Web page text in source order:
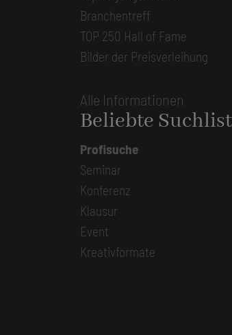
Branchentreff
TOP 250 Hall of Fame
Bilder der Preisverleihung
Alle Informationen
Beliebte
Profisuche
Seminar
Konferenz
Klausur
Event
Kreativformate